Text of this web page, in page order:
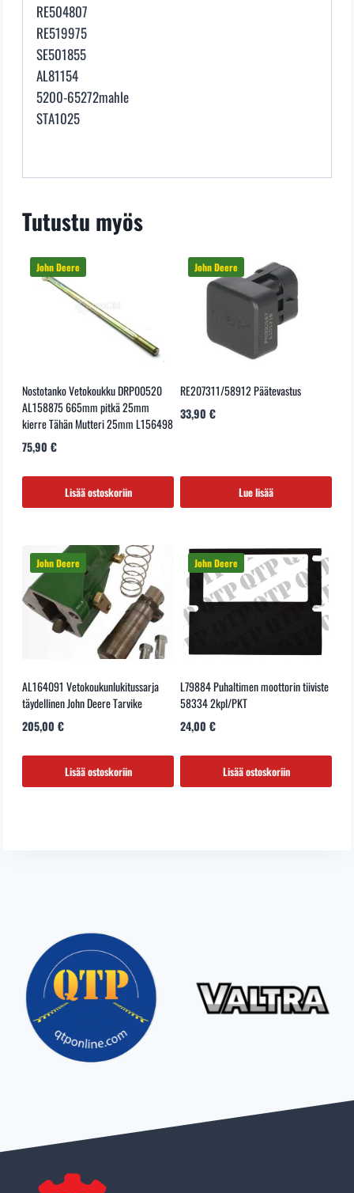
RE504807
RE519975
SE501855
AL81154
5200-65272mahle
STA1025
Tutustu myös
Nostotanko Vetokoukku DRP00520
AL158875 665mm pitkä 25mm
kierre Tähän Mutteri 25mm L156498
75,90 €
Lisää ostoskoriin
RE207311/58912 Päätevastus
33,90 €
Lue lisää
AL164091 Vetokoukunlukitussarja
täydellinen John Deere Tarvike
205,00 €
Lisää ostoskoriin
L79884 Puhaltimen moottorin tiiviste
58334 2kpl/PKT
24,00 €
Lisää ostoskoriin